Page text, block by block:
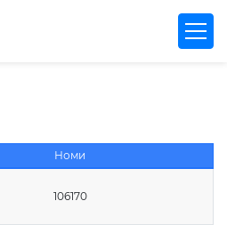
Номи
106170